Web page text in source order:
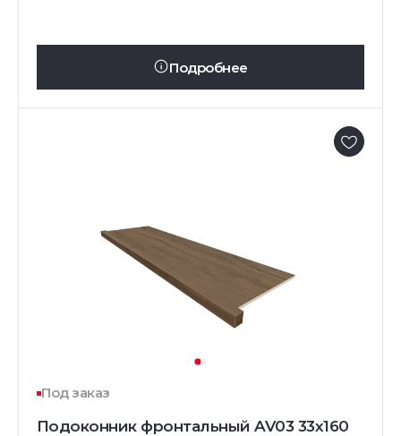
Подробнее
Под заказ
Подоконник фронтальный AV03 33х160